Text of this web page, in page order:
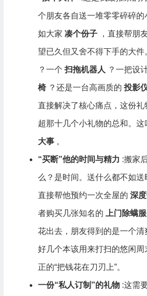
个朋友各自送一堆零零碎碎的
如大家 凑个份子 ，直接帮朋
望已久但又舍不得下手的大件
？一个扫拖机器人 ？一把设
椅 ？还是一台高画质的 投影
直接解决了核心痛点，这份礼
超那十几个小礼物的总和。这
大事 。
“买断”他的时间与精力 :搬家
么？是时间。送什么都不如送
直接帮他预约一次全屋的 深
者购买几张知名的 上门除螨
花出去，朋友得到的是一个清
好几个本该用来打扫的悠闲周
正的“把钱花在刀刃上”。
一份“私人订制”的礼物 :这需